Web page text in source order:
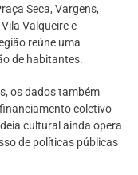
Seca, Vargens,
Valqueire e
reúne uma
de habitantes.
os dados também
coletivo
cultural ainda opera
de políticas públicas